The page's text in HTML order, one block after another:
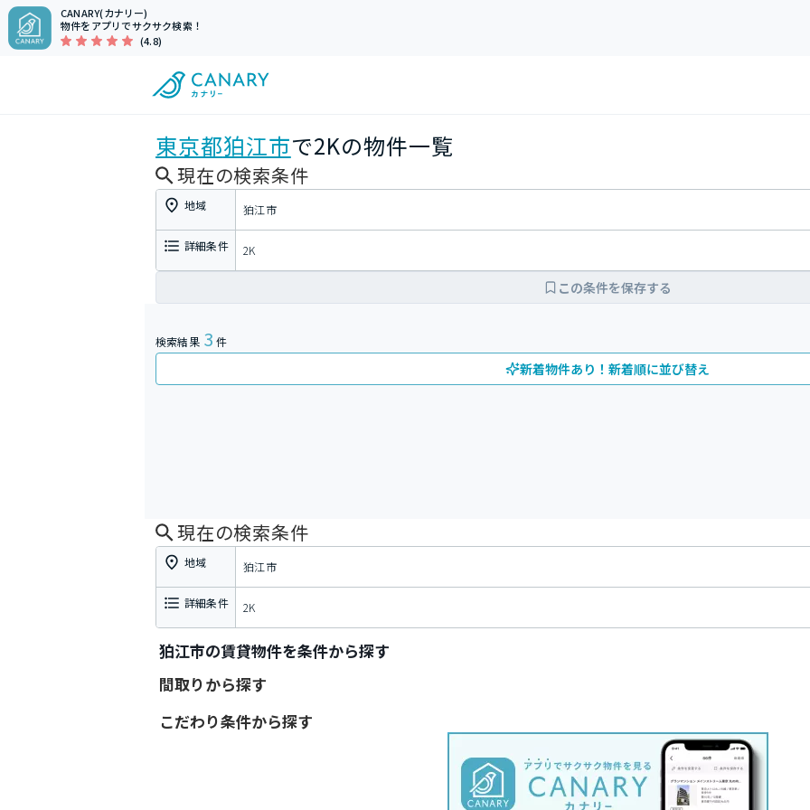
CANARY(カナリー)
物件をアプリでサクサク検索！
(4.8)
東京都狛江市で2Kの物件一覧
現在の検索条件
地域 狛江市
詳細条件 2K
この条件を保存する
検索結果 3 件
新着物件あり！新着順に並び替え
現在の検索条件
地域 狛江市
詳細条件 2K
狛江市の賃貸物件を条件から探す
間取りから探す
こだわり条件から探す